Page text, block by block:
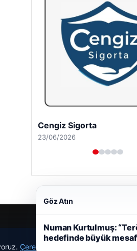
Cengiz Sigorta
23/06/2026
Çerez Politikamız
Göz Atın
Numan Kurtulmuş:
hedefinde büyük